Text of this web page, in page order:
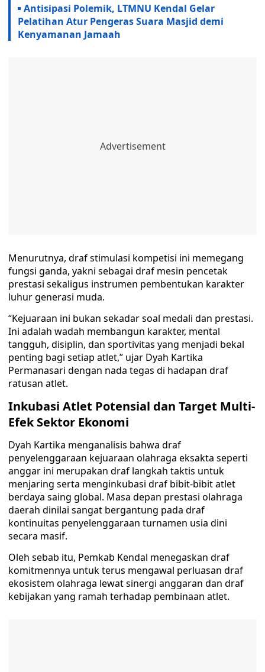
Antisipasi Polemik, LTMNU Kendal Gelar
Pelatihan Atur Pengeras Suara Masjid demi
Kenyamanan Jamaah
Menurutnya, draf stimulasi kompetisi ini memegang
fungsi ganda, yakni sebagai draf mesin pencetak
prestasi sekaligus instrumen pembentukan karakter
luhur generasi muda.
“Kejuaraan ini bukan sekadar soal medali dan prestasi.
Ini adalah wadah membangun karakter, mental
tangguh, disiplin, dan sportivitas yang menjadi bekal
penting bagi setiap atlet,” ujar Dyah Kartika
Permanasari dengan nada tegas di hadapan draf
ratusan atlet.
Inkubasi Atlet Potensial dan Target Multi-
Efek Sektor Ekonomi
Dyah Kartika menganalisis bahwa draf
penyelenggaraan kejuaraan olahraga eksakta seperti
anggar ini merupakan draf langkah taktis untuk
menjaring serta menginkubasi draf bibit-bibit atlet
berdaya saing global. Masa depan prestasi olahraga
daerah dinilai sangat bergantung pada draf
kontinuitas penyelenggaraan turnamen usia dini
secara masif.
Oleh sebab itu, Pemkab Kendal menegaskan draf
komitmennya untuk terus mengawal perluasan draf
ekosistem olahraga lewat sinergi anggaran dan draf
kebijakan yang ramah terhadap pembinaan atlet.